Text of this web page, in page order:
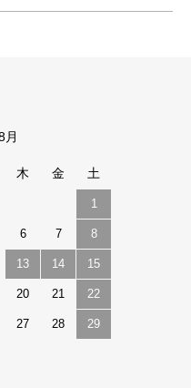
月
木 金 土
1
6 7 8
13 14 15
20 21 22
27 28 29